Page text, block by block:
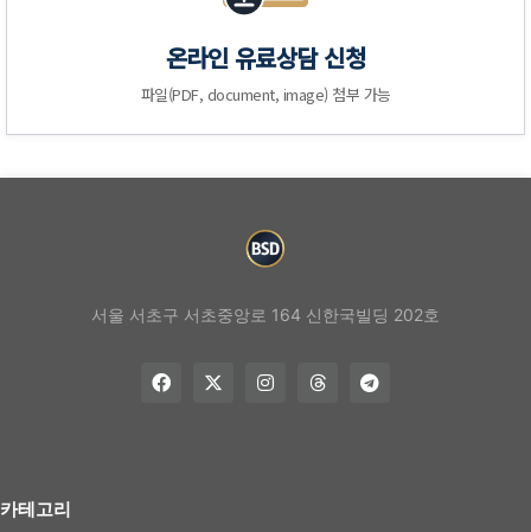
온라인 유료상담 신청
파일(PDF, document, image) 첨부 가능
서울 서초구 서초중앙로 164 신한국빌딩 202호
카테고리